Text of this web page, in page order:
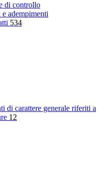
di controllo
adempimenti
534
di carattere generale riferiti a
12